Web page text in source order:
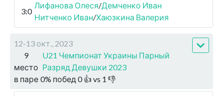
3:0
Лифанова Олеся/Демченко Иван
Нитченко Иван/Хаюзкина Валерия
12-13 окт., 2023
9
место
U21 Чемпионат Украины Парный
Разряд Девушки 2023
в паре 0% побед 0👍 vs 1 👎